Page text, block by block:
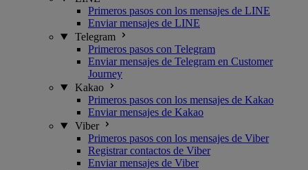
Primeros pasos con los mensajes de LINE
Enviar mensajes de LINE
Telegram
Primeros pasos con Telegram
Enviar mensajes de Telegram en Customer
Journey
Kakao
Primeros pasos con los mensajes de Kakao
Enviar mensajes de Kakao
Viber
Primeros pasos con los mensajes de Viber
Registrar contactos de Viber
Enviar mensajes de Viber